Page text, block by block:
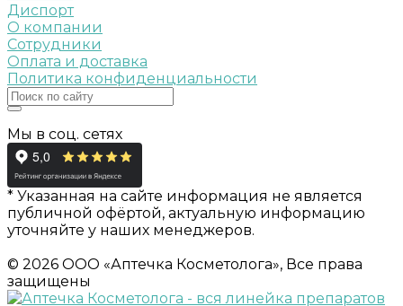
Диспорт
О компании
Сотрудники
Оплата и доставка
Политика конфиденциальности
Мы в соц. сетях
* Указанная на сайте информация не является
публичной офёртой, актуальную информацию
уточняйте у наших менеджеров.
© 2026 ООО «Аптечка Косметолога», Все права
защищены